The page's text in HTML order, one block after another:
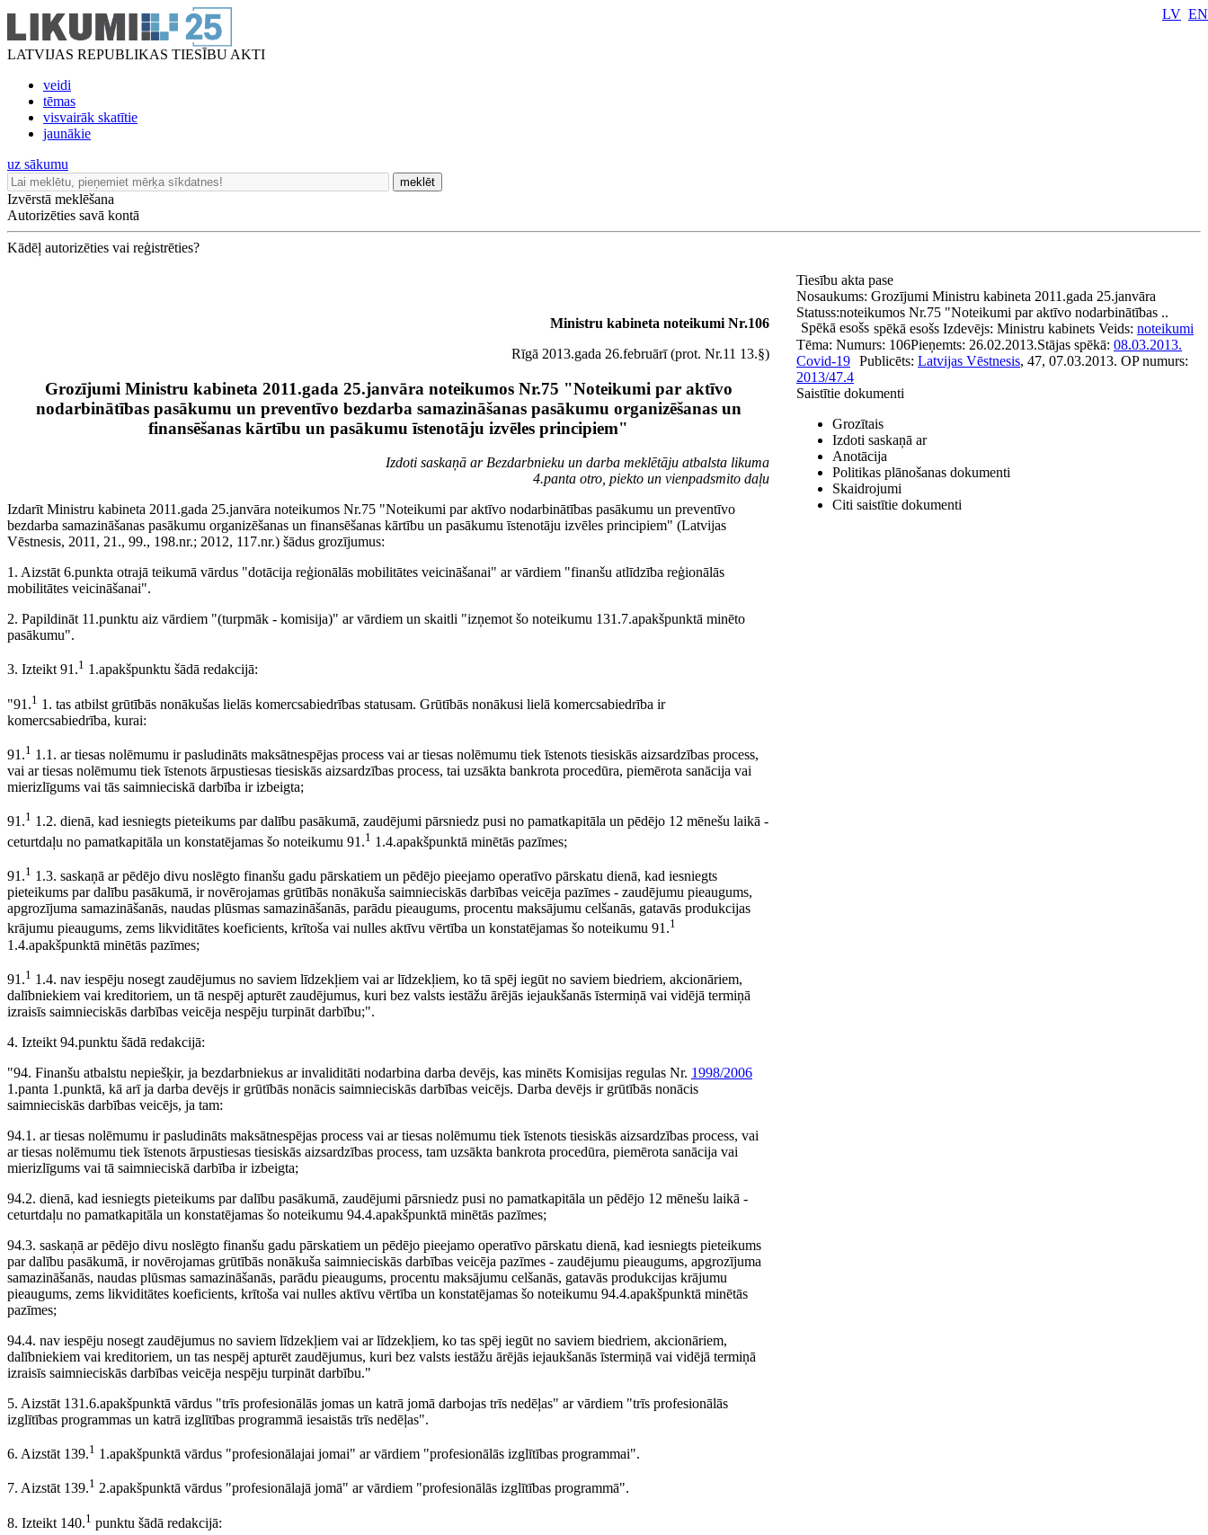
LATVIJAS REPUBLIKAS TIESĪBU AKTI
veidi
tēmas
visvairāk skatītie
jaunākie
LV EN
uz sākumu
meklēt
Izvērstā meklēšana
Autorizēties savā kontā
Kādēļ autorizēties vai reģistrēties?
Ministru kabineta noteikumi Nr.106
Rīgā 2013.gada 26.februārī (prot. Nr.11 13.§)
Grozījumi Ministru kabineta 2011.gada 25.janvāra noteikumos Nr.75 "Noteikumi par aktīvo
nodarbinātības pasākumu un preventīvo bezdarba samazināšanas pasākumu organizēšanas un
finansēšanas kārtību un pasākumu īstenotāju izvēles principiem"
Izdoti saskaņā ar Bezdarbnieku un darba meklētāju atbalsta likuma
4.panta otro, piekto un vienpadsmito daļu
Izdarīt Ministru kabineta 2011.gada 25.janvāra noteikumos Nr.75 "Noteikumi par aktīvo nodarbinātības pasākumu un preventīvo
bezdarba samazināšanas pasākumu organizēšanas un finansēšanas kārtību un pasākumu īstenotāju izvēles principiem" (Latvijas
Vēstnesis, 2011, 21., 99., 198.nr.; 2012, 117.nr.) šādus grozījumus:
1. Aizstāt 6.punkta otrajā teikumā vārdus "dotācija reģionālās mobilitātes veicināšanai" ar vārdiem "finanšu atlīdzība reģionālās
mobilitātes veicināšanai".
2. Papildināt 11.punktu aiz vārdiem "(turpmāk - komisija)" ar vārdiem un skaitli "izņemot šo noteikumu 131.7.apakšpunktā minēto
pasākumu".
3. Izteikt 91.1 1.apakšpunktu šādā redakcijā:
"91.1 1. tas atbilst grūtībās nonākušas lielās komercsabiedrības statusam. Grūtībās nonākusi lielā komercsabiedrība ir
komercsabiedrība, kurai:
91.1 1.1. ar tiesas nolēmumu ir pasludināts maksātnespējas process vai ar tiesas nolēmumu tiek īstenots tiesiskās aizsardzības process,
vai ar tiesas nolēmumu tiek īstenots ārpustiesas tiesiskās aizsardzības process, tai uzsākta bankrota procedūra, piemērota sanācija vai
mierizlīgums vai tās saimnieciskā darbība ir izbeigta;
91.1 1.2. dienā, kad iesniegts pieteikums par dalību pasākumā, zaudējumi pārsniedz pusi no pamatkapitāla un pēdējo 12 mēnešu laikā -
ceturtdaļu no pamatkapitāla un konstatējamas šo noteikumu 91.1 1.4.apakšpunktā minētās pazīmes;
91.1 1.3. saskaņā ar pēdējo divu noslēgto finanšu gadu pārskatiem un pēdējo pieejamo operatīvo pārskatu dienā, kad iesniegts
pieteikums par dalību pasākumā, ir novērojamas grūtībās nonākuša saimnieciskās darbības veicēja pazīmes - zaudējumu pieaugums,
apgrozījuma samazināšanās, naudas plūsmas samazināšanās, parādu pieaugums, procentu maksājumu celšanās, gatavās produkcijas
krājumu pieaugums, zems likviditātes koeficients, krītoša vai nulles aktīvu vērtība un konstatējamas šo noteikumu 91.1
1.4.apakšpunktā minētās pazīmes;
91.1 1.4. nav iespēju nosegt zaudējumus no saviem līdzekļiem vai ar līdzekļiem, ko tā spēj iegūt no saviem biedriem, akcionāriem,
dalībniekiem vai kreditoriem, un tā nespēj apturēt zaudējumus, kuri bez valsts iestāžu ārējās iejaukšanās īstermiņā vai vidējā termiņā
izraisīs saimnieciskās darbības veicēja nespēju turpināt darbību;".
4. Izteikt 94.punktu šādā redakcijā:
"94. Finanšu atbalstu nepiešķir, ja bezdarbniekus ar invaliditāti nodarbina darba devējs, kas minēts Komisijas regulas Nr. 1998/2006
1.panta 1.punktā, kā arī ja darba devējs ir grūtībās nonācis saimnieciskās darbības veicējs. Darba devējs ir grūtībās nonācis
saimnieciskās darbības veicējs, ja tam:
94.1. ar tiesas nolēmumu ir pasludināts maksātnespējas process vai ar tiesas nolēmumu tiek īstenots tiesiskās aizsardzības process, vai
ar tiesas nolēmumu tiek īstenots ārpustiesas tiesiskās aizsardzības process, tam uzsākta bankrota procedūra, piemērota sanācija vai
mierizlīgums vai tā saimnieciskā darbība ir izbeigta;
94.2. dienā, kad iesniegts pieteikums par dalību pasākumā, zaudējumi pārsniedz pusi no pamatkapitāla un pēdējo 12 mēnešu laikā -
ceturtdaļu no pamatkapitāla un konstatējamas šo noteikumu 94.4.apakšpunktā minētās pazīmes;
94.3. saskaņā ar pēdējo divu noslēgto finanšu gadu pārskatiem un pēdējo pieejamo operatīvo pārskatu dienā, kad iesniegts pieteikums
par dalību pasākumā, ir novērojamas grūtībās nonākuša saimnieciskās darbības veicēja pazīmes - zaudējumu pieaugums, apgrozījuma
samazināšanās, naudas plūsmas samazināšanās, parādu pieaugums, procentu maksājumu celšanās, gatavās produkcijas krājumu
pieaugums, zems likviditātes koeficients, krītoša vai nulles aktīvu vērtība un konstatējamas šo noteikumu 94.4.apakšpunktā minētās
pazīmes;
94.4. nav iespēju nosegt zaudējumus no saviem līdzekļiem vai ar līdzekļiem, ko tas spēj iegūt no saviem biedriem, akcionāriem,
dalībniekiem vai kreditoriem, un tas nespēj apturēt zaudējumus, kuri bez valsts iestāžu ārējās iejaukšanās īstermiņā vai vidējā termiņā
izraisīs saimnieciskās darbības veicēja nespēju turpināt darbību."
5. Aizstāt 131.6.apakšpunktā vārdus "trīs profesionālās jomas un katrā jomā darbojas trīs nedēļas" ar vārdiem "trīs profesionālās
izglītības programmas un katrā izglītības programmā iesaistās trīs nedēļas".
6. Aizstāt 139.1 1.apakšpunktā vārdus "profesionālajai jomai" ar vārdiem "profesionālās izglītības programmai".
7. Aizstāt 139.1 2.apakšpunktā vārdus "profesionālajā jomā" ar vārdiem "profesionālās izglītības programmā".
8. Izteikt 140.1 punktu šādā redakcijā:
Tiesību akta pase
Nosaukums: Grozījumi Ministru kabineta 2011.gada 25.janvāra
noteikumos Nr.75 "Noteikumi par aktīvo nodarbinātības ..
Statuss:
Spēkā esošs spēkā esošs Izdevējs: Ministru kabinets Veids: noteikumi
Numurs: 106Pieņemts: 26.02.2013.Stājas spēkā: 08.03.2013.
Tēma:
Covid-19 Publicēts: Latvijas Vēstnesis, 47, 07.03.2013. OP numurs:
2013/47.4
Saistītie dokumenti
Grozītais
Izdoti saskaņā ar
Anotācija
Politikas plānošanas dokumenti
Skaidrojumi
Citi saistītie dokumenti